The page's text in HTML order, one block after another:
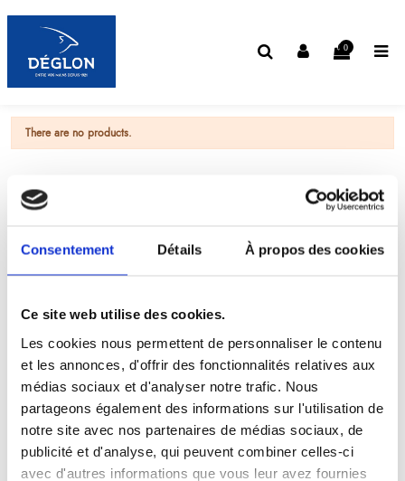
Consentement Détails À propos des cookies
Ce site web utilise des cookies.
Les cookies nous permettent de personnaliser le contenu
et les annonces, d'offrir des fonctionnalités relatives aux
médias sociaux et d'analyser notre trafic. Nous
partageons également des informations sur l'utilisation de
notre site avec nos partenaires de médias sociaux, de
publicité et d'analyse, qui peuvent combiner celles-ci
avec d'autres informations que vous leur avez fournies
0
There are no products.